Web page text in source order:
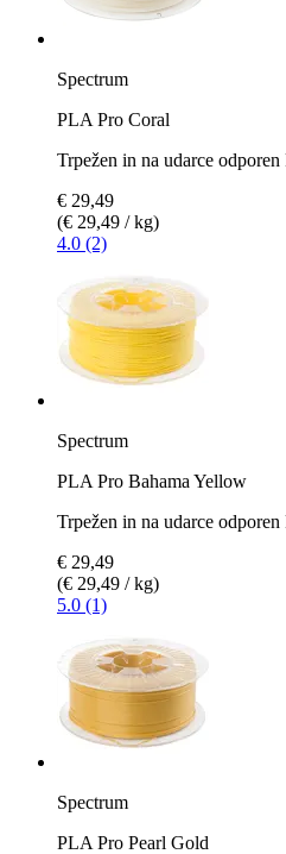
Spectrum
PLA Pro Coral
Trpežen in na udarce
€ 29,49
(€ 29,49 / kg)
4.0 (2)
Spectrum
PLA Pro Bahama Yellow
Trpežen in na udarce
€ 29,49
(€ 29,49 / kg)
5.0 (1)
Spectrum
PLA Pro Pearl Gold